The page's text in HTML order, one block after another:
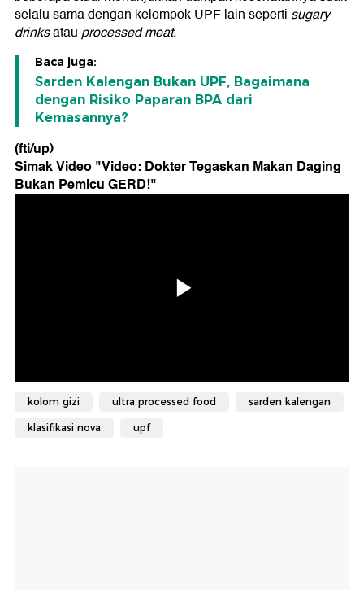
selalu sama dengan kelompok UPF lain seperti sugary
drinksatauprocessed meat.
Baca juga:
Sarden Kalengan Bukan UPF, Bagaimana
dengan Risiko Paparan BPA dari
Kemasannya?
(fti/up)
Simak Video "Video: Dokter Tegaskan Makan Daging
Bukan Pemicu GERD!"
kolom gizi ultra processed food sarden kalengan
klasifikasi nova upf